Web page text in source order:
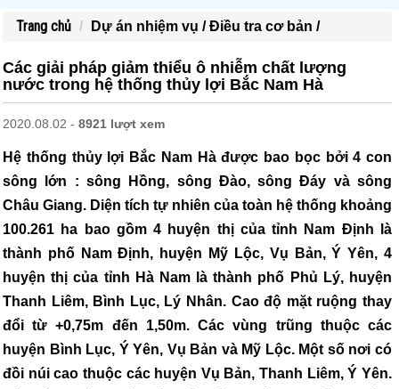
Trang chủ Dự án nhiệm vụ /Điều tra cơ bản /
Các giải pháp giảm thiểu ô nhiễm chất lượng
nước trong hệ thống thủy lợi Bắc Nam Hà
2020.08.02 - 8921 lượt xem
Hệ thống thủy lợi Bắc Nam Hà được bao bọc bởi 4 con
sông lớn : sông Hồng, sông Đào, sông Đáy và sông
Châu Giang. Diện tích tự nhiên của toàn hệ thống khoảng
100.261 ha bao gồm 4 huyện thị của tỉnh Nam Định là
thành phố Nam Định, huyện Mỹ Lộc, Vụ Bản, Ý Yên, 4
huyện thị của tỉnh Hà Nam là thành phố Phủ Lý, huyện
Thanh Liêm, Bình Lục, Lý Nhân. Cao độ mặt ruộng thay
đổi từ +0,75m đến 1,50m. Các vùng trũng thuộc các
huyện Bình Lục, Ý Yên, Vụ Bản và Mỹ Lộc. Một số nơi có
đồi núi cao thuộc các huyện Vụ Bản, Thanh Liêm, Ý Yên.